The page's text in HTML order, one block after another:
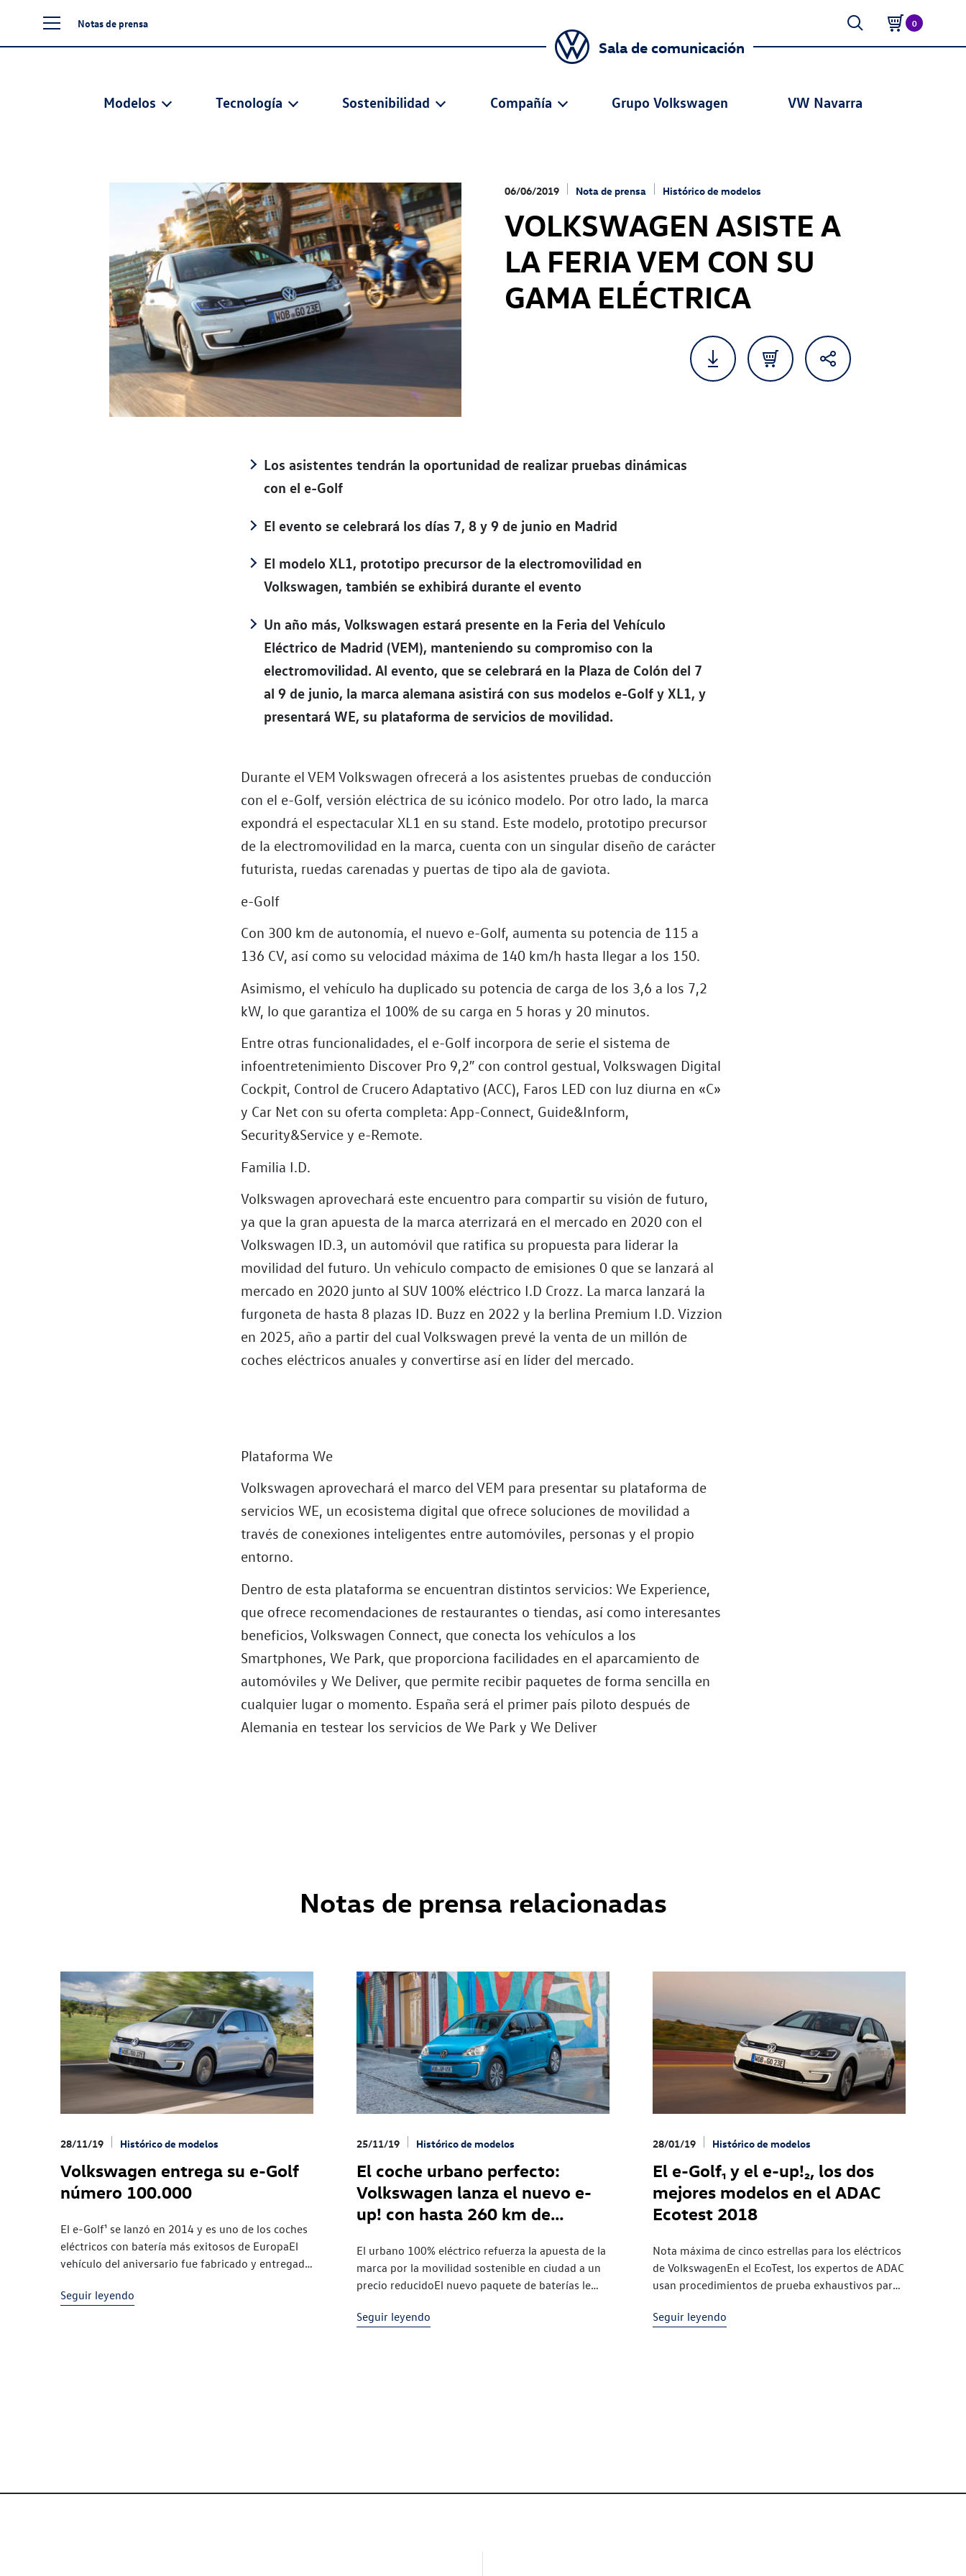
Notas de prensa 0
Sala de comunicación
Modelos Tecnología Sostenibilidad Compañía Grupo Volkswagen VW Navarra
06/06/2019 Nota de prensa Histórico de modelos
VOLKSWAGEN ASISTE A
LA FERIA VEM CON SU
GAMA ELÉCTRICA
Los asistentes tendrán la oportunidad de realizar pruebas dinámicas
con el e-Golf
El evento se celebrará los días 7, 8 y 9 de junio en Madrid
El modelo XL1, prototipo precursor de la electromovilidad en
Volkswagen, también se exhibirá durante el evento
Un año más, Volkswagen estará presente en la Feria del Vehículo
Eléctrico de Madrid (VEM), manteniendo su compromiso con la
electromovilidad. Al evento, que se celebrará en la Plaza de Colón del 7
al 9 de junio, la marca alemana asistirá con sus modelos e-Golf y XL1, y
presentará WE, su plataforma de servicios de movilidad.
Durante el VEM Volkswagen ofrecerá a los asistentes pruebas de conducción
con el e-Golf, versión eléctrica de su icónico modelo. Por otro lado, la marca
expondrá el espectacular XL1 en su stand. Este modelo, prototipo precursor
de la electromovilidad en la marca, cuenta con un singular diseño de carácter
futurista, ruedas carenadas y puertas de tipo ala de gaviota.
e-Golf
Con 300 km de autonomía, el nuevo e-Golf, aumenta su potencia de 115 a
136 CV, así como su velocidad máxima de 140 km/h hasta llegar a los 150.
Asimismo, el vehículo ha duplicado su potencia de carga de los 3,6 a los 7,2
kW, lo que garantiza el 100% de su carga en 5 horas y 20 minutos.
Entre otras funcionalidades, el e-Golf incorpora de serie el sistema de
infoentretenimiento Discover Pro 9,2″ con control gestual, Volkswagen Digital
Cockpit, Control de Crucero Adaptativo (ACC), Faros LED con luz diurna en «C»
y Car Net con su oferta completa: App-Connect, Guide&Inform,
Security&Service y e-Remote.
Familia I.D.
Volkswagen aprovechará este encuentro para compartir su visión de futuro,
ya que la gran apuesta de la marca aterrizará en el mercado en 2020 con el
Volkswagen ID.3, un automóvil que ratifica su propuesta para liderar la
movilidad del futuro. Un vehículo compacto de emisiones 0 que se lanzará al
mercado en 2020 junto al SUV 100% eléctrico I.D Crozz. La marca lanzará la
furgoneta de hasta 8 plazas ID. Buzz en 2022 y la berlina Premium I.D. Vizzion
en 2025, año a partir del cual Volkswagen prevé la venta de un millón de
coches eléctricos anuales y convertirse así en líder del mercado.
Plataforma We
Volkswagen aprovechará el marco del VEM para presentar su plataforma de
servicios WE, un ecosistema digital que ofrece soluciones de movilidad a
través de conexiones inteligentes entre automóviles, personas y el propio
entorno.
Dentro de esta plataforma se encuentran distintos servicios: We Experience,
que ofrece recomendaciones de restaurantes o tiendas, así como interesantes
beneficios, Volkswagen Connect, que conecta los vehículos a los
Smartphones, We Park, que proporciona facilidades en el aparcamiento de
automóviles y We Deliver, que permite recibir paquetes de forma sencilla en
cualquier lugar o momento. España será el primer país piloto después de
Alemania en testear los servicios de We Park y We Deliver
Notas de prensa relacionadas
28/11/19 Histórico de modelos
Volkswagen entrega su e-Golf
número 100.000
El e-Golf¹ se lanzó en 2014 y es uno de los coches
eléctricos con batería más exitosos de EuropaEl
vehículo del aniversario fue fabricado y entregado
Seguir leyendo
25/11/19 Histórico de modelos
El coche urbano perfecto:
Volkswagen lanza el nuevo e-
up! con hasta 260 km de
El urbano 100% eléctrico refuerza la apuesta de la
marca por la movilidad sostenible en ciudad a un
precio reducidoEl nuevo paquete de baterías le
sola
Seguir leyendo
28/01/19 Histórico de modelos
El e-Golf₁ y el e-up!₂, los dos
mejores modelos en el ADAC
Ecotest 2018
Nota máxima de cinco estrellas para los eléctricos
de VolkswagenEn el EcoTest, los expertos de ADAC
usan procedimientos de prueba exhaustivos para
consumoEl e-Golf₁ y e-up!₂
Seguir leyendo